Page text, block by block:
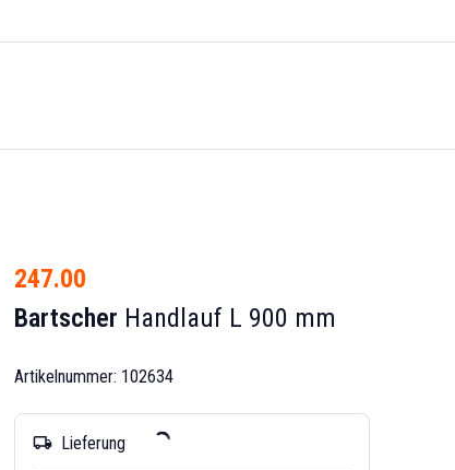
247.00
Bartscher Handlauf L 900 mm
Artikelnummer: 102634
local_shipping Lieferung